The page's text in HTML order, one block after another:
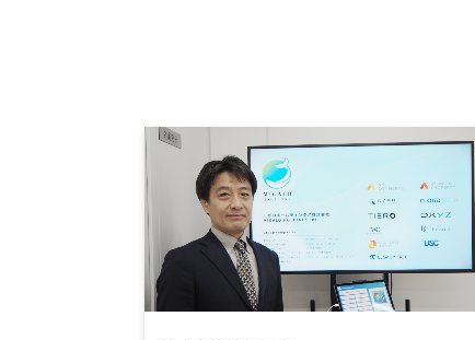
ソリューション
中堅企業向けクラウドERP